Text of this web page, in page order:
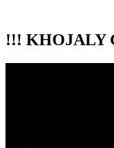
!!! KHOJALY